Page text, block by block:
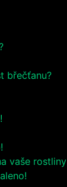
břečťanu?
vaše rostliny